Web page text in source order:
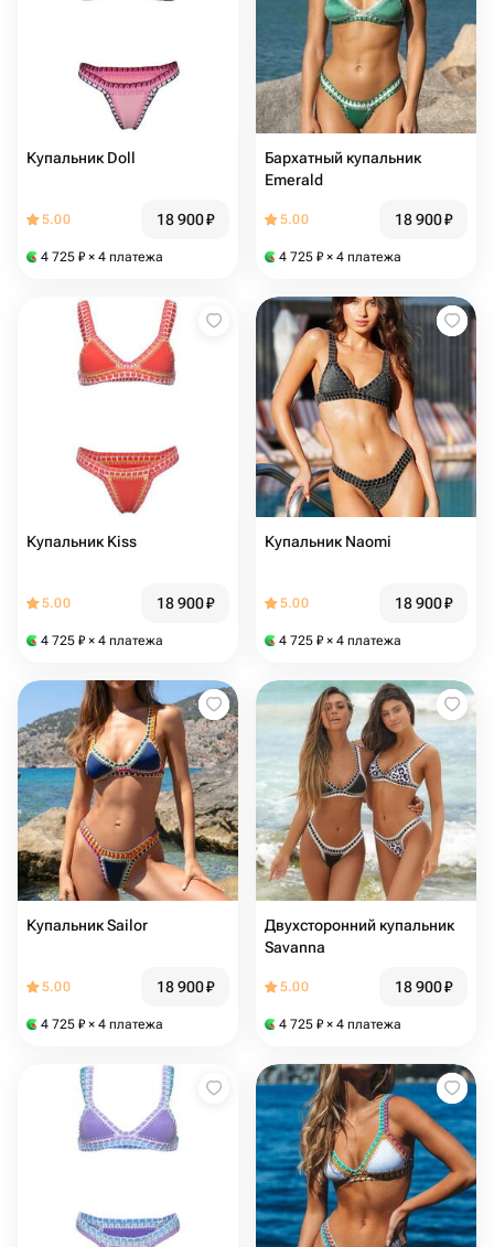
Купальник Doll
5.00 18 900₽
4 725 ₽ × 4 платежа
Бархатный купальник
Emerald
5.00 18 900₽
4 725 ₽ × 4 платежа
Купальник Kiss
5.00 18 900₽
4 725 ₽ × 4 платежа
Купальник Naomi
5.00 18 900₽
4 725 ₽ × 4 платежа
Купальник Sailor
5.00 18 900₽
4 725 ₽ × 4 платежа
Двухсторонний купальник
Savanna
5.00 18 900₽
4 725 ₽ × 4 платежа